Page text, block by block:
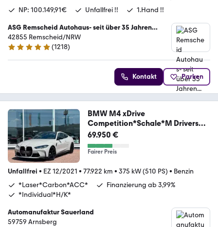
NP: 100.149,91€
Unfallfrei !! 1.Hand !!
ASG Remscheid Autohaus- seit über 35 Jahren...
42855 Remscheid/NRW
4.8 Sterne
(1218)
Kontakt Parken
BMW M4 xDrive
Competition*Schale*M Drivers
Package*
69.950 €
Fairer Preis
Unfallfrei • EZ 12/2021 • 77.922 km • 375 kW (510 PS) • Benzin
*Laser*Carbon*ACC*
Finanzierung ab 3,99%
*Individual*H/K*
Automanufaktur Sauerland
59759 Arnsberg